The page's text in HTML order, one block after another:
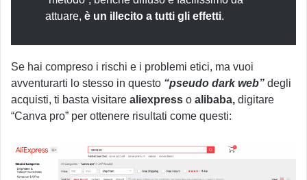
attuare, è un illecito a tutti gli effetti.
Se hai compreso i rischi e i problemi etici, ma vuoi
avventurarti lo stesso in questo “pseudo dark web” degli
acquisti, ti basta visitare aliexpress o alibaba, digitare
“Canva pro” per ottenere risultati come questi: